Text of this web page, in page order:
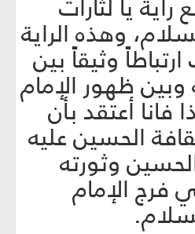
يا لثارات
وهذه الراية
وثيقاً بين
وبين ظهور الإمام
فانا أعتقد بأن
الحسين عليه
وثورته
الإمام